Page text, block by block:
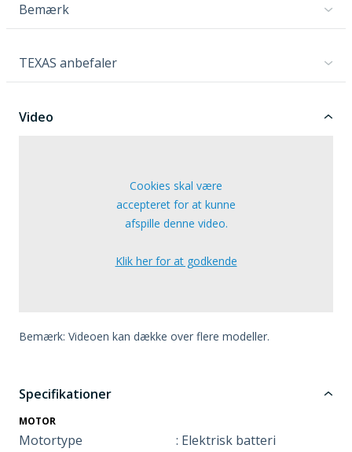
Bemærk
TEXAS anbefaler
Video
Cookies skal være
accepteret for at kunne
afspille denne video.
Klik her for at godkende
Bemærk: Videoen kan dække over flere modeller.
Specifikationer
MOTOR
Motortype
: Elektrisk batteri